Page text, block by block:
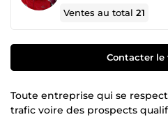
Ventes au total21
Contacter le
Toute entreprise qui se
trafic voire des prospects